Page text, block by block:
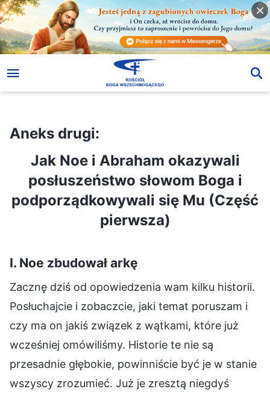
Aneks drugi:
Jak Noe i Abraham okazywali
posłuszeństwo słowom Boga i
podporządkowywali się Mu (Część
pierwsza)
I. Noe zbudował arkę
Zacznę dziś od opowiedzenia wam kilku historii.
Posłuchajcie i zobaczcie, jaki temat poruszam i
czy ma on jakiś związek z wątkami, które już
wcześniej omówiliśmy. Historie te nie są
przesadnie głębokie, powinniście być je w stanie
wszyscy zrozumieć. Już je zresztą niegdyś